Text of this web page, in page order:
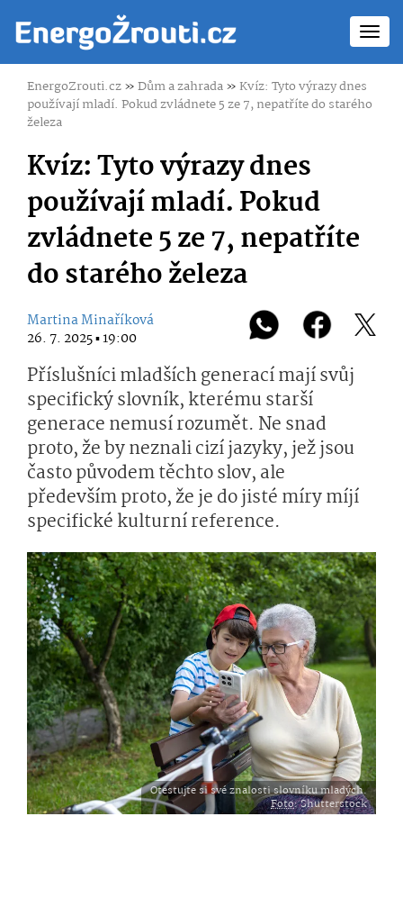
EnergoZrouti.cz»Dům a zahrada»Kvíz: Tyto výrazy dnes
používají mladí. Pokud zvládnete 5 ze 7, nepatříte do starého
železa
Kvíz: Tyto výrazy dnes
používají mladí. Pokud
zvládnete 5 ze 7, nepatříte
do starého železa
Martina Minaříková
26. 7. 2025 ▪ 19:00
Příslušníci mladších generací mají svůj
specifický slovník, kterému starší
generace nemusí rozumět. Ne snad
proto, že by neznali cizí jazyky, jež jsou
často původem těchto slov, ale
především proto, že je do jisté míry míjí
specifické kulturní reference.
Otestujte si své znalosti slovníku mladých.
Foto: Shutterstock